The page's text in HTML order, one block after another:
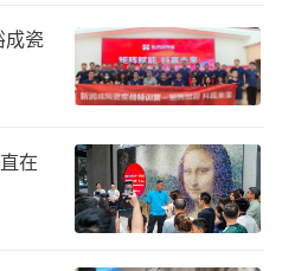
成瓷
在